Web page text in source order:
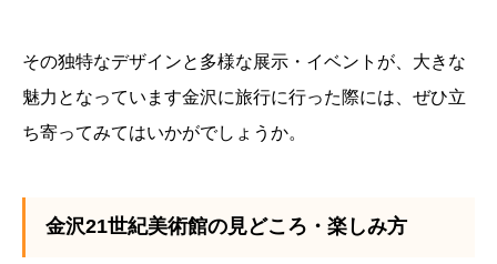
その独特なデザインと多様な展示・イベントが、大きな
魅力となっています金沢に旅行に行った際には、ぜひ立
ち寄ってみてはいかがでしょうか。
金沢21世紀美術館の見どころ・楽しみ方